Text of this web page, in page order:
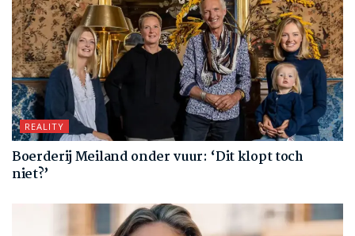
REALITY
Boerderij Meiland onder vuur: ‘Dit klopt toch
niet?’